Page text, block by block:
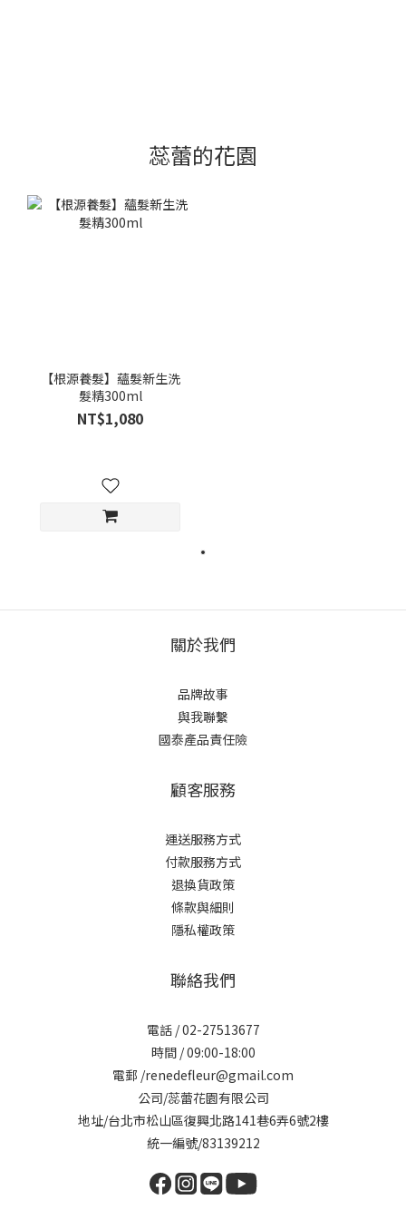
蕊蕾的花園
【根源養髮】蘊髮新生洗
髮精300ml
NT$1,080
關於我們
品牌故事
與我聯繫
國泰產品責任險
顧客服務
運送服務方式
付款服務方式
退換貨政策
條款與細則
隱私權政策
聯絡我們
電話 / 02-27513677
時間 / 09:00-18:00
電郵 /renedefleur@gmail.com
公司/蕊蕾花園有限公司
地址/台北市松山區復興北路141巷6弄6號2樓
統一編號/83139212